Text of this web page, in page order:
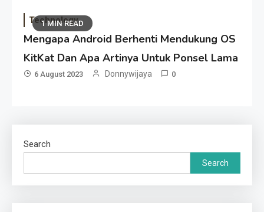
1 MIN READ
Technology
Mengapa Android Berhenti Mendukung OS
KitKat Dan Apa Artinya Untuk Ponsel Lama
6 August 2023 Donnywijaya 0
Search
Search